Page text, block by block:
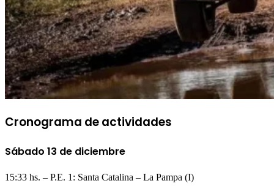
Cronograma de actividades
Sábado 13 de diciembre
15:33 hs. – P.E. 1: Santa Catalina – La Pampa (I)